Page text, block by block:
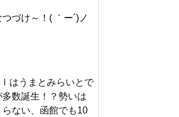
づけ～！( ｀ー´)ノ
はうまとみらいとで
多数誕生！？勢いは
らない、函館でも10